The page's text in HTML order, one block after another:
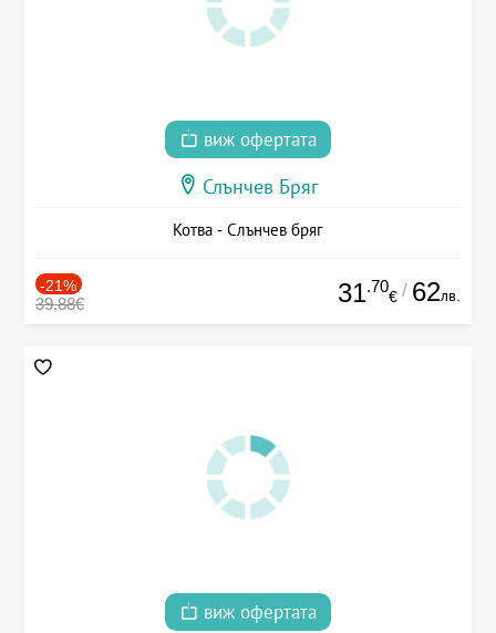
виж офертата
Слънчев Бряг
Котва - Слънчев бряг
-21%
39.88€ 31.70
€ / 62лв.
виж офертата